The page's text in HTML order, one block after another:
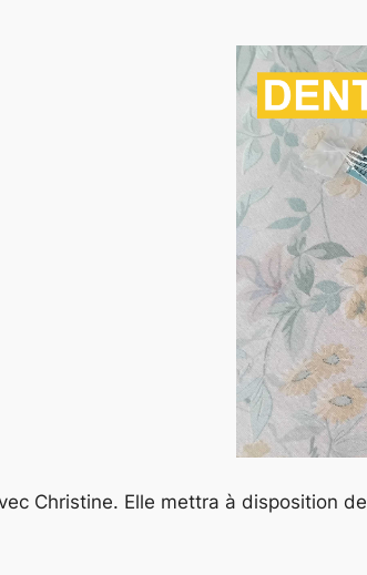
iCalendar
Christine. Elle mettra à disposition